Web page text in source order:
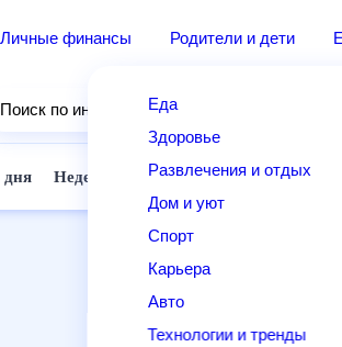
Личные финансы Родители и дети
Еда
Здоровье
Развлечения и отдых
Дом и уют
Спорт
Карьера
Авто
Технологии и тренды
Поиск по интернету
3 дня Неделя 10 дней 14 дней